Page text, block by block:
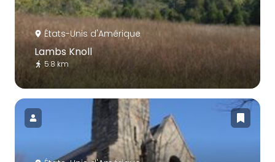
États-Unis d'Amérique
Lambs Knoll
5.8 km